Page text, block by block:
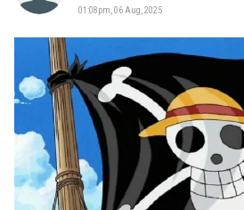
01:08pm, 06 Aug, 2025